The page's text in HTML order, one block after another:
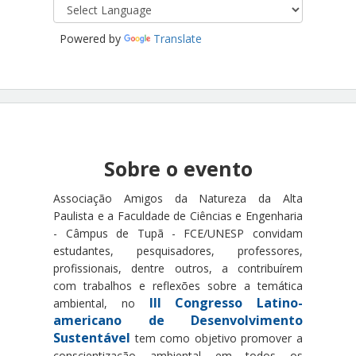
Powered by Translate
Sobre o evento
Associação Amigos da Natureza da Alta
Paulista e a Faculdade de Ciências e Engenharia
- Câmpus de Tupã - FCE/UNESP convidam
estudantes, pesquisadores, professores,
profissionais, dentre outros, a contribuírem
com trabalhos e reflexões sobre a temática
ambiental, no III Congresso Latino-
americano de Desenvolvimento
Sustentável tem como objetivo promover a